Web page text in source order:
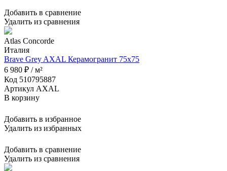
Добавить в сравнение
Удалить из сравнения
Atlas Concorde
Италия
Brave Grey AXAL Керамогранит 75x75
6 980 ₽ / м²
Код 510795887
Артикул AXAL
В корзину
Добавить в избранное
Удалить из избранных
Добавить в сравнение
Удалить из сравнения